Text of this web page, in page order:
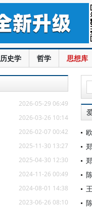
历史学 哲学 思想库
2026-05-29 06:49
2026-03-26 10:14
2026-02-07 00:42
2025-11-30 13:27
2025-04-30 12:30
2024-11-26 00:49
2024-08-01 14:38
2023-06-26 08:10